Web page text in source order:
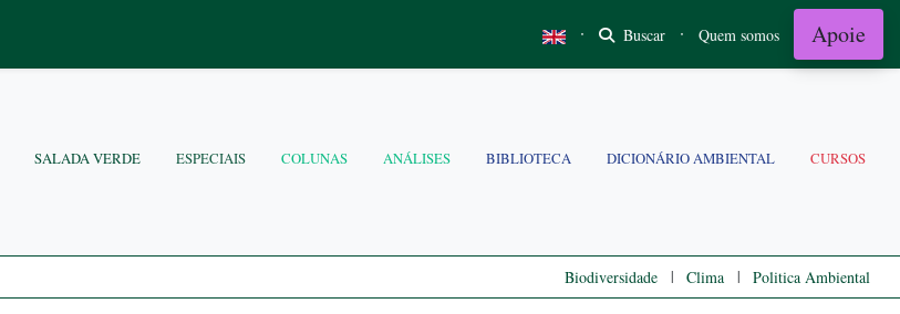
· Buscar · Quem somos Apoie
SALADA VERDE ESPECIAIS COLUNAS ANÁLISES BIBLIOTECA DICIONÁRIO AMBIENTAL CURSOS
Biodiversidade | Clima | Politica Ambiental